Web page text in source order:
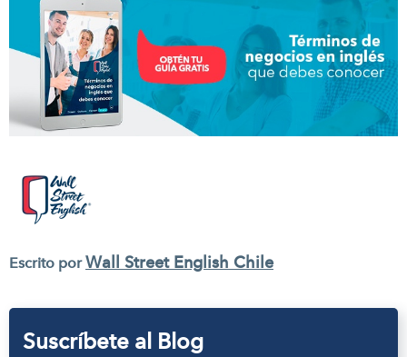
Escrito porWall Street English Chile
Suscríbete al Blog